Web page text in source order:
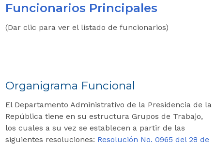
Funcionarios Principales
​(Dar clic para ver el listado de funcionarios)​​
Organigrama Funcional
El Departamento Administrativo de la Presidencia de la
República tiene en su estructura Grupos de Trabajo,
los cuales a su vez se establecen a partir de las
siguientes resoluciones: Resolución No. 0965 del 28 de